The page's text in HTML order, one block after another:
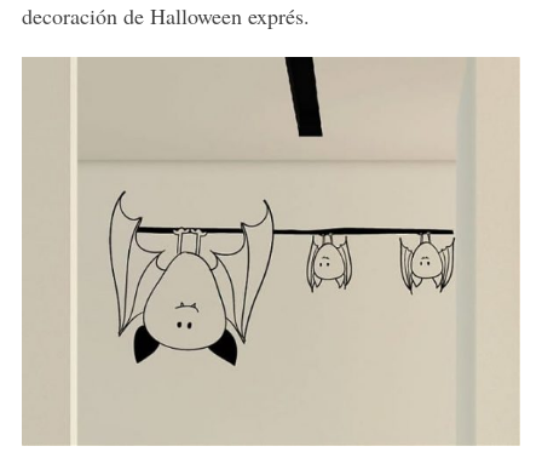
decoración de Halloween exprés.